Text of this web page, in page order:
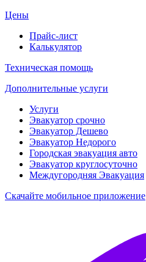
Цены
Прайс-лист
Калькулятор
Техническая помощь
Дополнительные услуги
Услуги
Эвакуатор срочно
Эвакуатор Дешево
Эвакуатор Недорого
Городская эвакуация авто
Эвакуатор круглосуточно
Междугородняя Эвакуация
Скачайте мобильное приложение